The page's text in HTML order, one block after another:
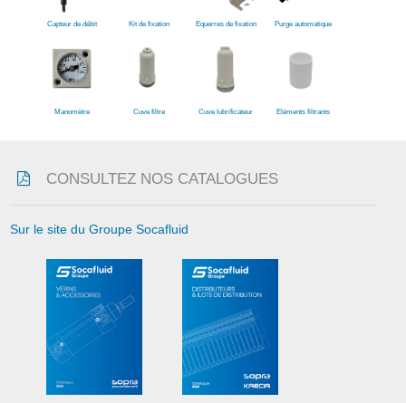
Capteur de débit Kit de fixation Equerres de fixation Purge automatique
Manomètre Cuve filtre Cuve lubrificateur Eléments filtrants
CONSULTEZ NOS CATALOGUES
Sur le site du Groupe Socafluid